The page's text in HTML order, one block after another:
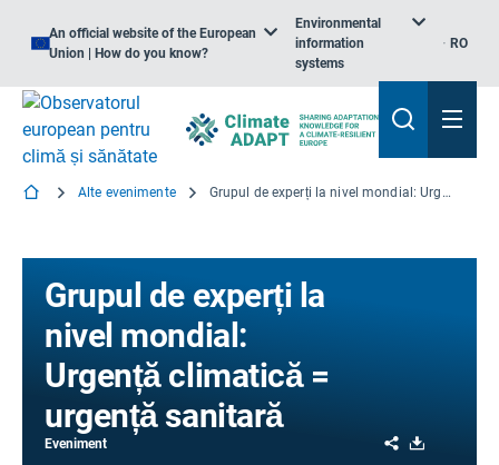
An official website of the European
Union | How do you know?
Environmental
information
systems
RO
Alte evenimente Grupul de experți la nivel mondial: Urgență climatică = urgență sanitară
Grupul de experți la
nivel mondial:
Urgență climatică =
urgență sanitară
Eveniment Share